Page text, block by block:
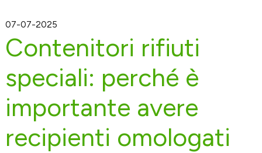
07-07-2025
Contenitori rifiuti
speciali: perché è
importante avere
recipienti omologati